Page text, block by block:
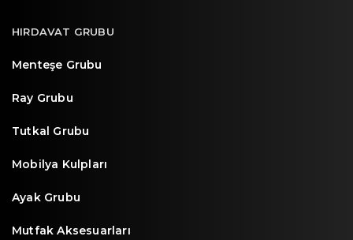
HIRDAVAT GRUBU
Menteşe Grubu
Ray Grubu
Tutkal Grubu
Mobilya Kulpları
Ayak Grubu
Mutfak Aksesuarları